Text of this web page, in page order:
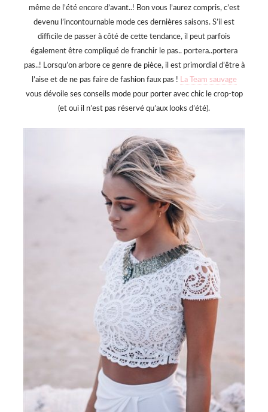
même de l’été encore d’avant..! Bon vous l’aurez compris, c’est
devenu l’incontournable mode ces dernières saisons. S’il est
difficile de passer à côté de cette tendance, il peut parfois
également être compliqué de franchir le pas.. portera..portera
pas..! Lorsqu’on arbore ce genre de pièce, il est primordial d’être à
l’aise et de ne pas faire de fashion faux pas ! La Team sauvage
vous dévoile ses conseils mode pour porter avec chic le crop-top
(et oui il n’est pas réservé qu’aux looks d’été).